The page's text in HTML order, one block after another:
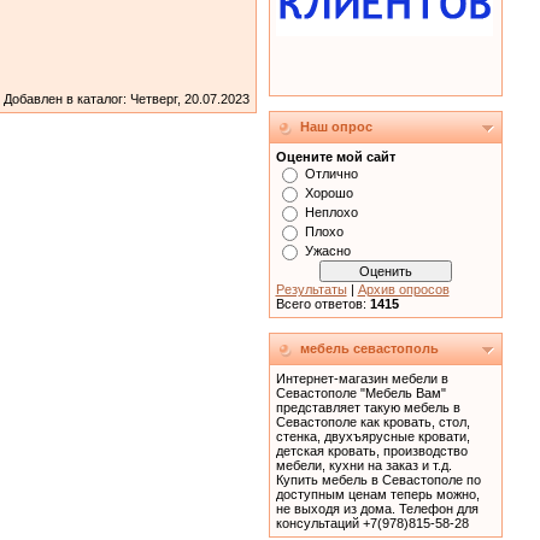
Добавлен в каталог: Четверг, 20.07.2023
Наш опрос
Оцените мой сайт
Отлично
Хорошо
Неплохо
Плохо
Ужасно
Результаты| Архив опросов
Всего ответов: 1415
мебель севастополь
Интернет-магазин мебели в
Севастополе "Мебель Вам"
представляет такую мебель в
Севастополе как кровать, cтол,
стенка, двухъярусные кровати,
детская кровать, производство
мебели, кухни на заказ и т.д.
Купить мебель в Севастополе по
доступным ценам теперь можно,
не выходя из дома. Телефон для
консультаций +7(978)815-58-28